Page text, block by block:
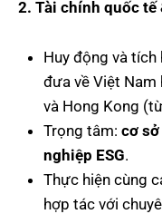
2. Tài chính quốc
Huy động và
đưa về Việt Nam
và Hong Kong
Trọng tâm: cơ
nghiệp ESG.
Thực hiện cùng
hợp tác với